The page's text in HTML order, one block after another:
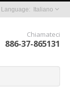
Italiano
Chiamateci
886-37-865131